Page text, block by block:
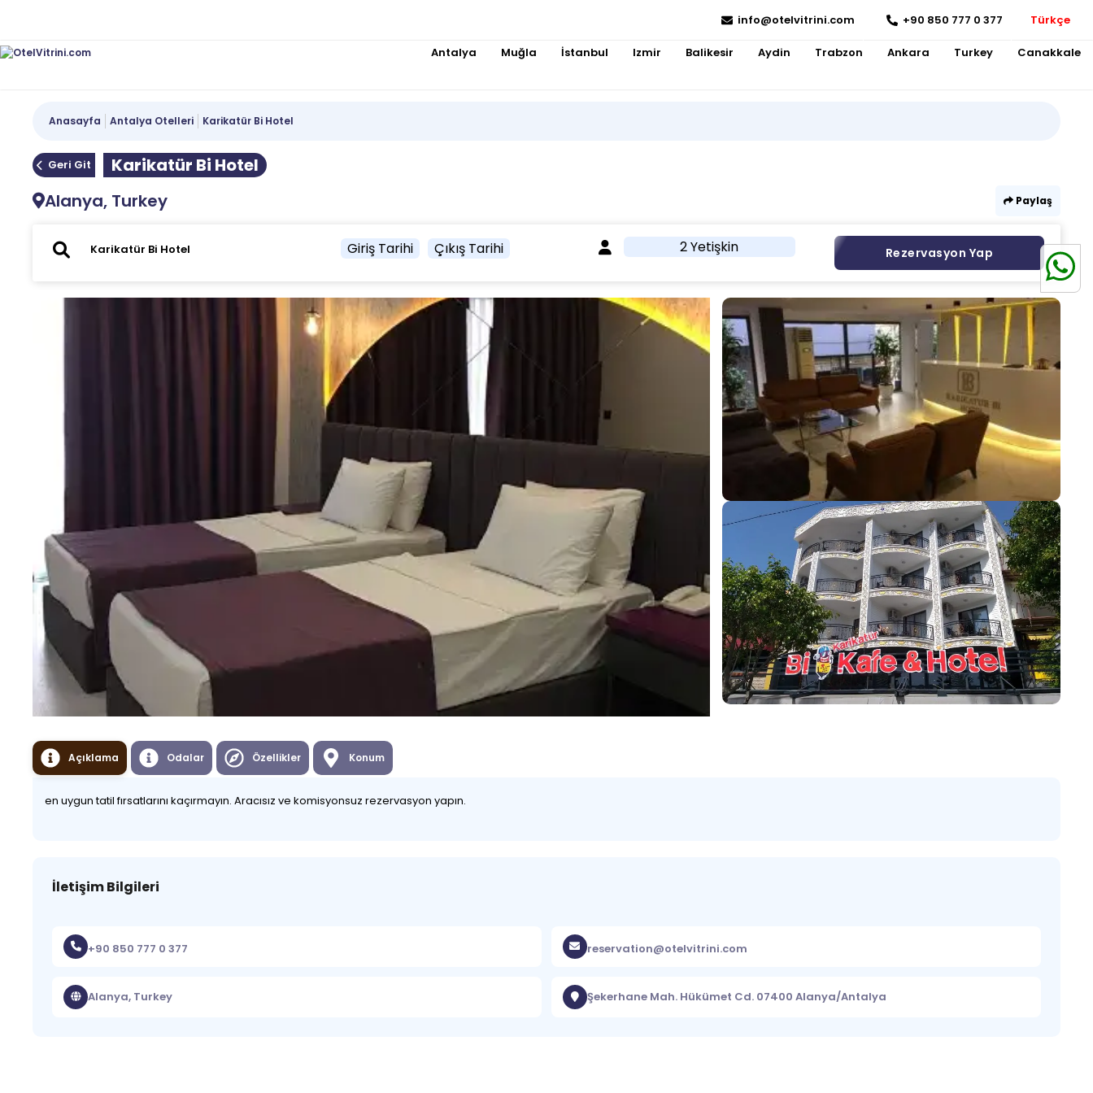
info@otelvitrini.com +90 850 777 0 377 Türkçe
Antalya Muğla İstanbul Izmir Balikesir Aydin Trabzon Ankara Turkey Canakkale
Anasayfa Antalya Otelleri Karikatür Bi Hotel
Geri Git
Karikatür Bi Hotel
Alanya, Turkey
Paylaş
Giriş Tarihi Çıkış Tarihi 2 Yetişkin Rezervasyon Yap
Açıklama Odalar Özellikler Konum
en uygun tatil fırsatlarını kaçırmayın. Aracısız ve komisyonsuz rezervasyon yapın.
İletişim Bilgileri
+90 850 777 0 377 reservation@otelvitrini.com
Alanya, Turkey Şekerhane Mah. Hükümet Cd. 07400 Alanya/Antalya